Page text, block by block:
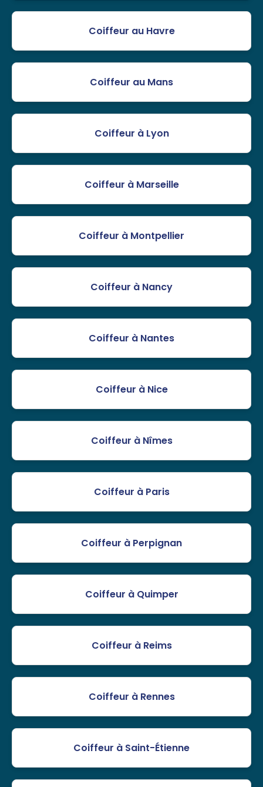
Coiffeur au Havre
Coiffeur au Mans
Coiffeur à Lyon
Coiffeur à Marseille
Coiffeur à Montpellier
Coiffeur à Nancy
Coiffeur à Nantes
Coiffeur à Nice
Coiffeur à Nîmes
Coiffeur à Paris
Coiffeur à Perpignan
Coiffeur à Quimper
Coiffeur à Reims
Coiffeur à Rennes
Coiffeur à Saint-Étienne